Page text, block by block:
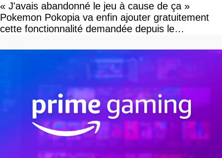
« J'avais abandonné le jeu à cause de ça »
Pokemon Pokopia va enfin ajouter gratuitement
cette fonctionnalité demandée depuis le